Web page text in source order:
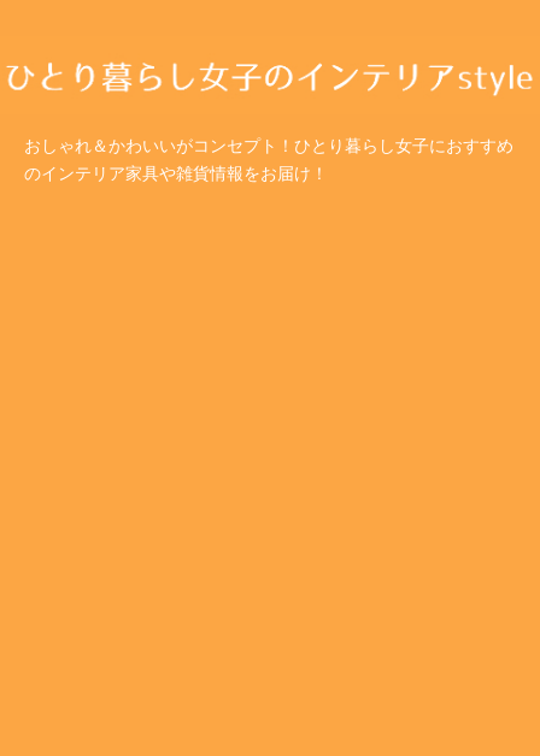
おしゃれ＆かわいいがコンセプト！ひとり暮らし女子におすすめ
のインテリア家具や雑貨情報をお届け！